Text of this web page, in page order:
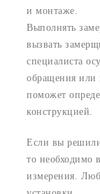
и монтаже.
Выполнять
вызвать
специалиста
обращения или
поможет
конструкцией.
Если вы
то необходимо
измерения.